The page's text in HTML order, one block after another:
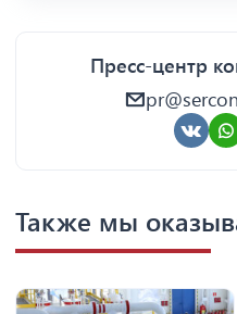
Пресс-центр
Также мы